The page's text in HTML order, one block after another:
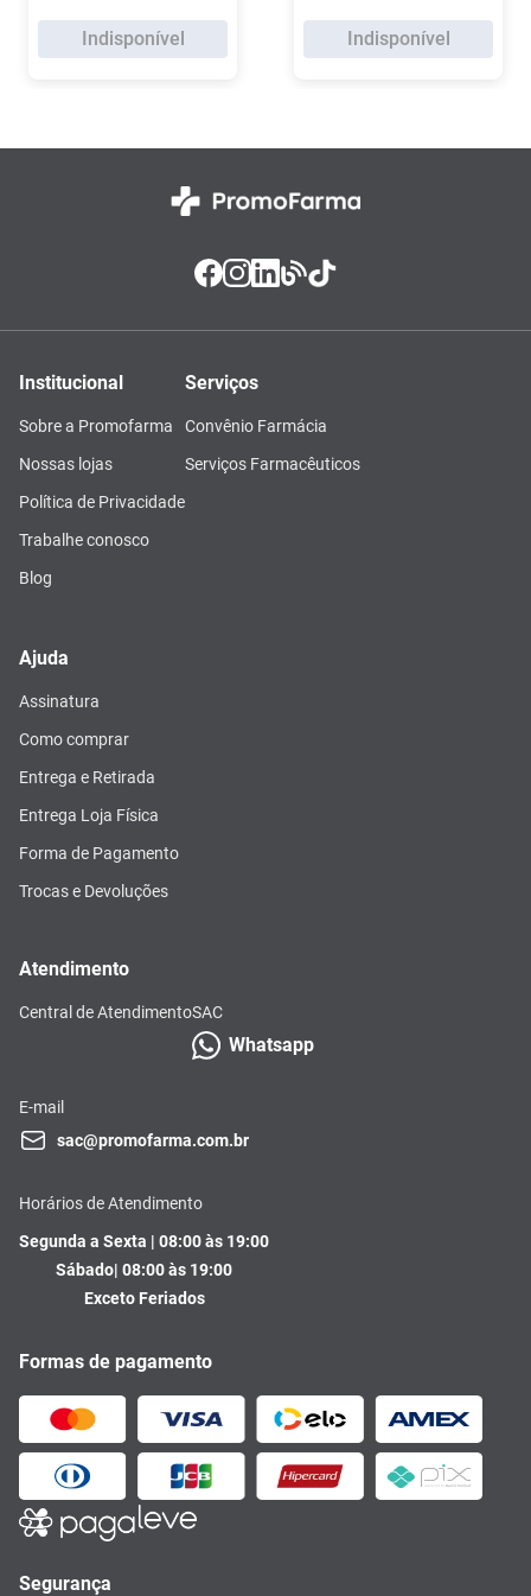
Indisponível Indisponível
Institucional
Sobre a Promofarma
Nossas lojas
Política de Privacidade
Trabalhe conosco
Blog
Serviços
Convênio Farmácia
Serviços Farmacêuticos
Ajuda
Assinatura
Como comprar
Entrega e Retirada
Entrega Loja Física
Forma de Pagamento
Trocas e Devoluções
Atendimento
Central de AtendimentoSAC
Whatsapp
E-mail
sac@promofarma.com.br
Horários de Atendimento
Segunda a Sexta | 08:00 às 19:00
Sábado| 08:00 às 19:00
Exceto Feriados
Formas de pagamento
Segurança